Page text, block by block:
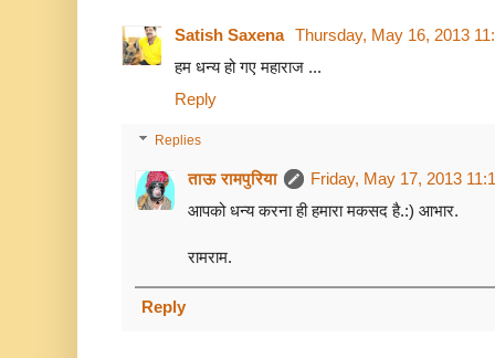
Satish Saxena Thursday, May 16, 2013
हम धन्य हो गए महाराज ...
Reply
Replies
ताऊ रामपुरिया
Friday, May 17, 2013
आपको धन्य करना ही हमारा मकसद है.:) आभार.
रामराम.
Reply